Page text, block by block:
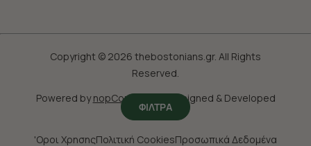
ΦΙΛΤΡΑ
Copyright © 2026 thebostonians.gr. All Rights
Reserved.
Powered bynopCommerce
Designed & Developed
bySLEED
'Οροι ΧρησηςΠολιτική CookiesΠροσωπικά Δεδομένα